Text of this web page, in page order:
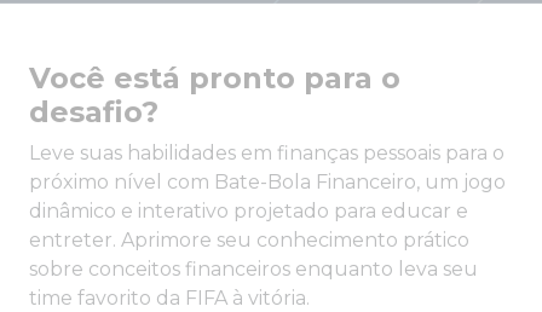
Você está pronto para o
desafio?
Leve suas habilidades em finanças pessoais para o
próximo nível com Bate-Bola Financeiro, um jogo
dinâmico e interativo projetado para educar e
entreter. Aprimore seu conhecimento prático
sobre conceitos financeiros enquanto leva seu
time favorito da FIFA à vitória.